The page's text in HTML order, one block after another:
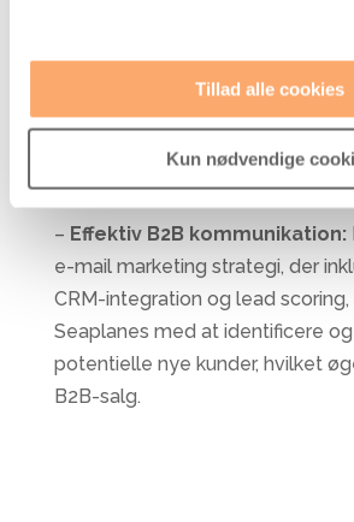
Tillad alle cookies
Kun nødvendige
Forbedring i
automatiserede e-mailflows
stigning i konverteringsraterne,
påvirkede salget af flybilletter.
– Effektiv B2B kommunikation:
e-mail marketing strategi, der
CRM-integration og lead
Seaplanes med at identificere
potentielle nye kunder, hvilket
B2B-salg.